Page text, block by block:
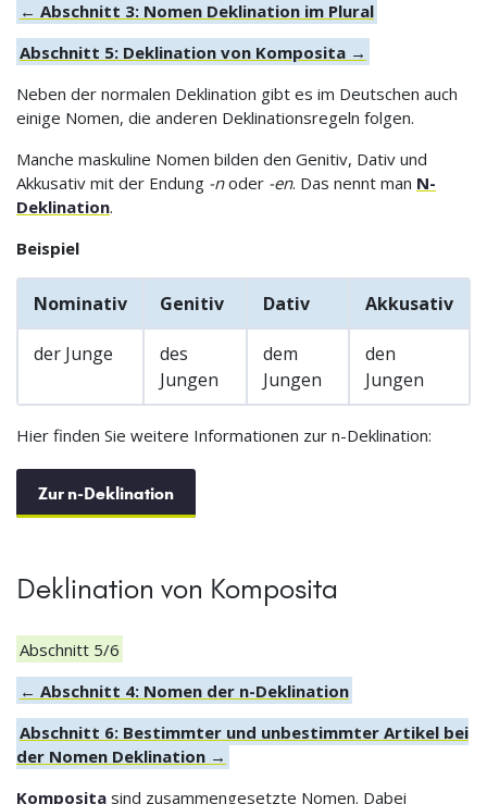
← Abschnitt 3: Nomen Deklination im Plural
Abschnitt 5: Deklination von Komposita →
Neben der normalen Deklination gibt es im Deutschen auch
einige Nomen, die anderen Deklinationsregeln folgen.
Manche maskuline Nomen bilden den Genitiv, Dativ und
Akkusativ mit der Endung -noder -en. Das nennt man N-
Deklination.
Beispiel
Nominativ Genitiv Dativ Akkusativ
der Junge
des
Jungen
dem
Jungen
den
Jungen
Hier finden Sie weitere Informationen zur n-Deklination:
Zur n-Deklination
Deklination von Komposita
Abschnitt 5/6
← Abschnitt 4: Nomen der n-Deklination
Abschnitt 6: Bestimmter und unbestimmter Artikel bei
der Nomen Deklination →
Komposita sind zusammengesetzte Nomen. Dabei